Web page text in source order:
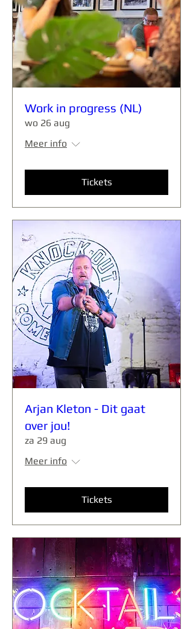
Work in progress (NL)
wo 26 aug
Meer info
Tickets
Arjan Kleton - Dit gaat
over jou!
za 29 aug
Meer info
Tickets